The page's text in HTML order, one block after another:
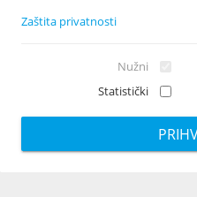
Zaštita osobnih
Zaštita privatnosti
Nužni
Statistički